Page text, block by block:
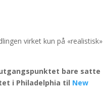
virket kun på «realistisk»
bare satte
i Philadelphia til New